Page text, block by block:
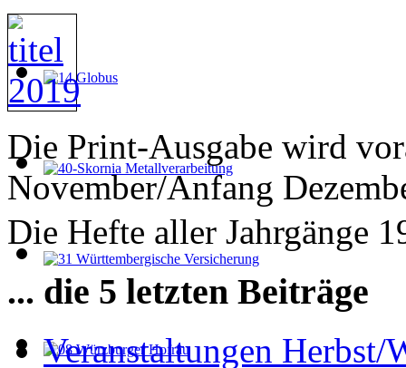
Die Print-Ausgabe wird
November/Anfang
Die Hefte aller Jahrgänge
... die 5 letzten Beiträge
Veranstaltungen Herbst/